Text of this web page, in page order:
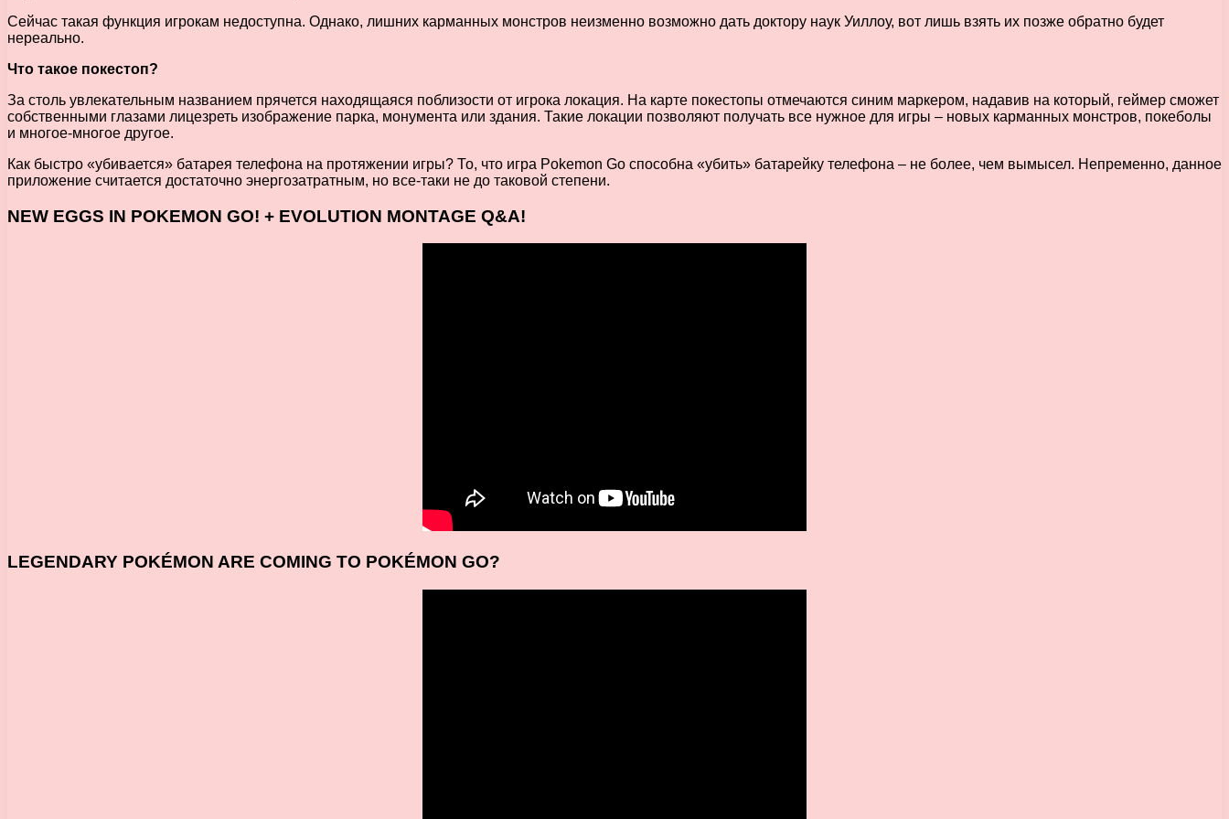
Сейчас такая функция игрокам недоступна. Однако, лишних карманных монстров неизменно возможно дать доктору наук Уиллоу, вот лишь взять их позже обратно будет
нереально.
Что такое покестоп?
За столь увлекательным названием прячется находящаяся поблизости от игрока локация. На карте покестопы отмечаются синим маркером, надавив на который, геймер сможет
собственными глазами лицезреть изображение парка, монумента или здания. Такие локации позволяют получать все нужное для игры – новых карманных монстров, покеболы
и многое-многое другое.
Как быстро «убивается» батарея телефона на протяжении игры? То, что игра Pokemon Go способна «убить» батарейку телефона – не более, чем вымысел. Непременно, данное
приложение считается достаточно энергозатратным, но все-таки не до таковой степени.
NEW EGGS IN POKEMON GO! + EVOLUTION MONTAGE Q&A!
LEGENDARY POKÉMON ARE COMING TO POKÉMON GO?